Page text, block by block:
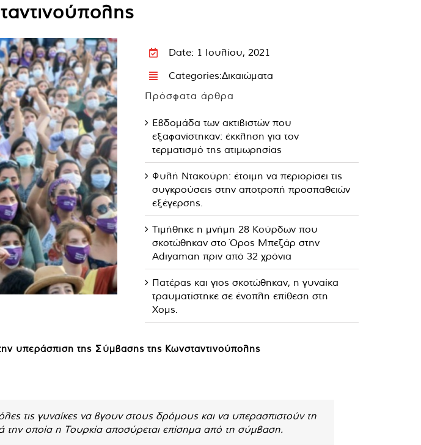
Date: 1 Ιουλίου, 2021
Categories:Δικαιώματα
Πρόσφατα άρθρα
Εβδομάδα των ακτιβιστών που
εξαφανίστηκαν: έκκληση για τον
τερματισμό της ατιμωρησίας
Φυλή Ντακούρη: έτοιμη να περιορίσει τις
συγκρούσεις στην αποτροπή προσπαθειών
εξέγερσης.
Τιμήθηκε η μνήμη 28 Κούρδων που
σκοτώθηκαν στο Όρος Μπεζάρ στην
Adıyaman πριν από 32 χρόνια
Πατέρας και γιος σκοτώθηκαν, η γυναίκα
τραυματίστηκε σε ένοπλη επίθεση στη
Χομς.
υπεράσπιση της Σύμβασης της Κωνσταντινούπολης
τις γυναίκες να βγουν στους δρόμους και να υπερασπιστούν τη
την οποία η Τουρκία αποσύρεται επίσημα από τη σύμβαση.